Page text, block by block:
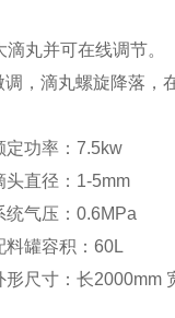
丸并可在线调节。
，滴丸螺旋降落
定功率：7.5kw
头直径：1-5mm
统气压：0.6MPa
料罐容积：60L
形尺寸：长2000mm